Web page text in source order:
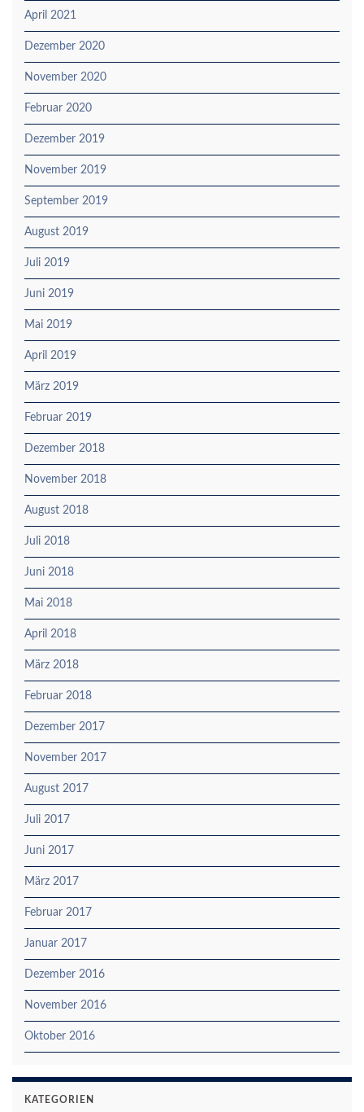
April 2021
Dezember 2020
November 2020
Februar 2020
Dezember 2019
November 2019
September 2019
August 2019
Juli 2019
Juni 2019
Mai 2019
April 2019
März 2019
Februar 2019
Dezember 2018
November 2018
August 2018
Juli 2018
Juni 2018
Mai 2018
April 2018
März 2018
Februar 2018
Dezember 2017
November 2017
August 2017
Juli 2017
Juni 2017
März 2017
Februar 2017
Januar 2017
Dezember 2016
November 2016
Oktober 2016
KATEGORIEN